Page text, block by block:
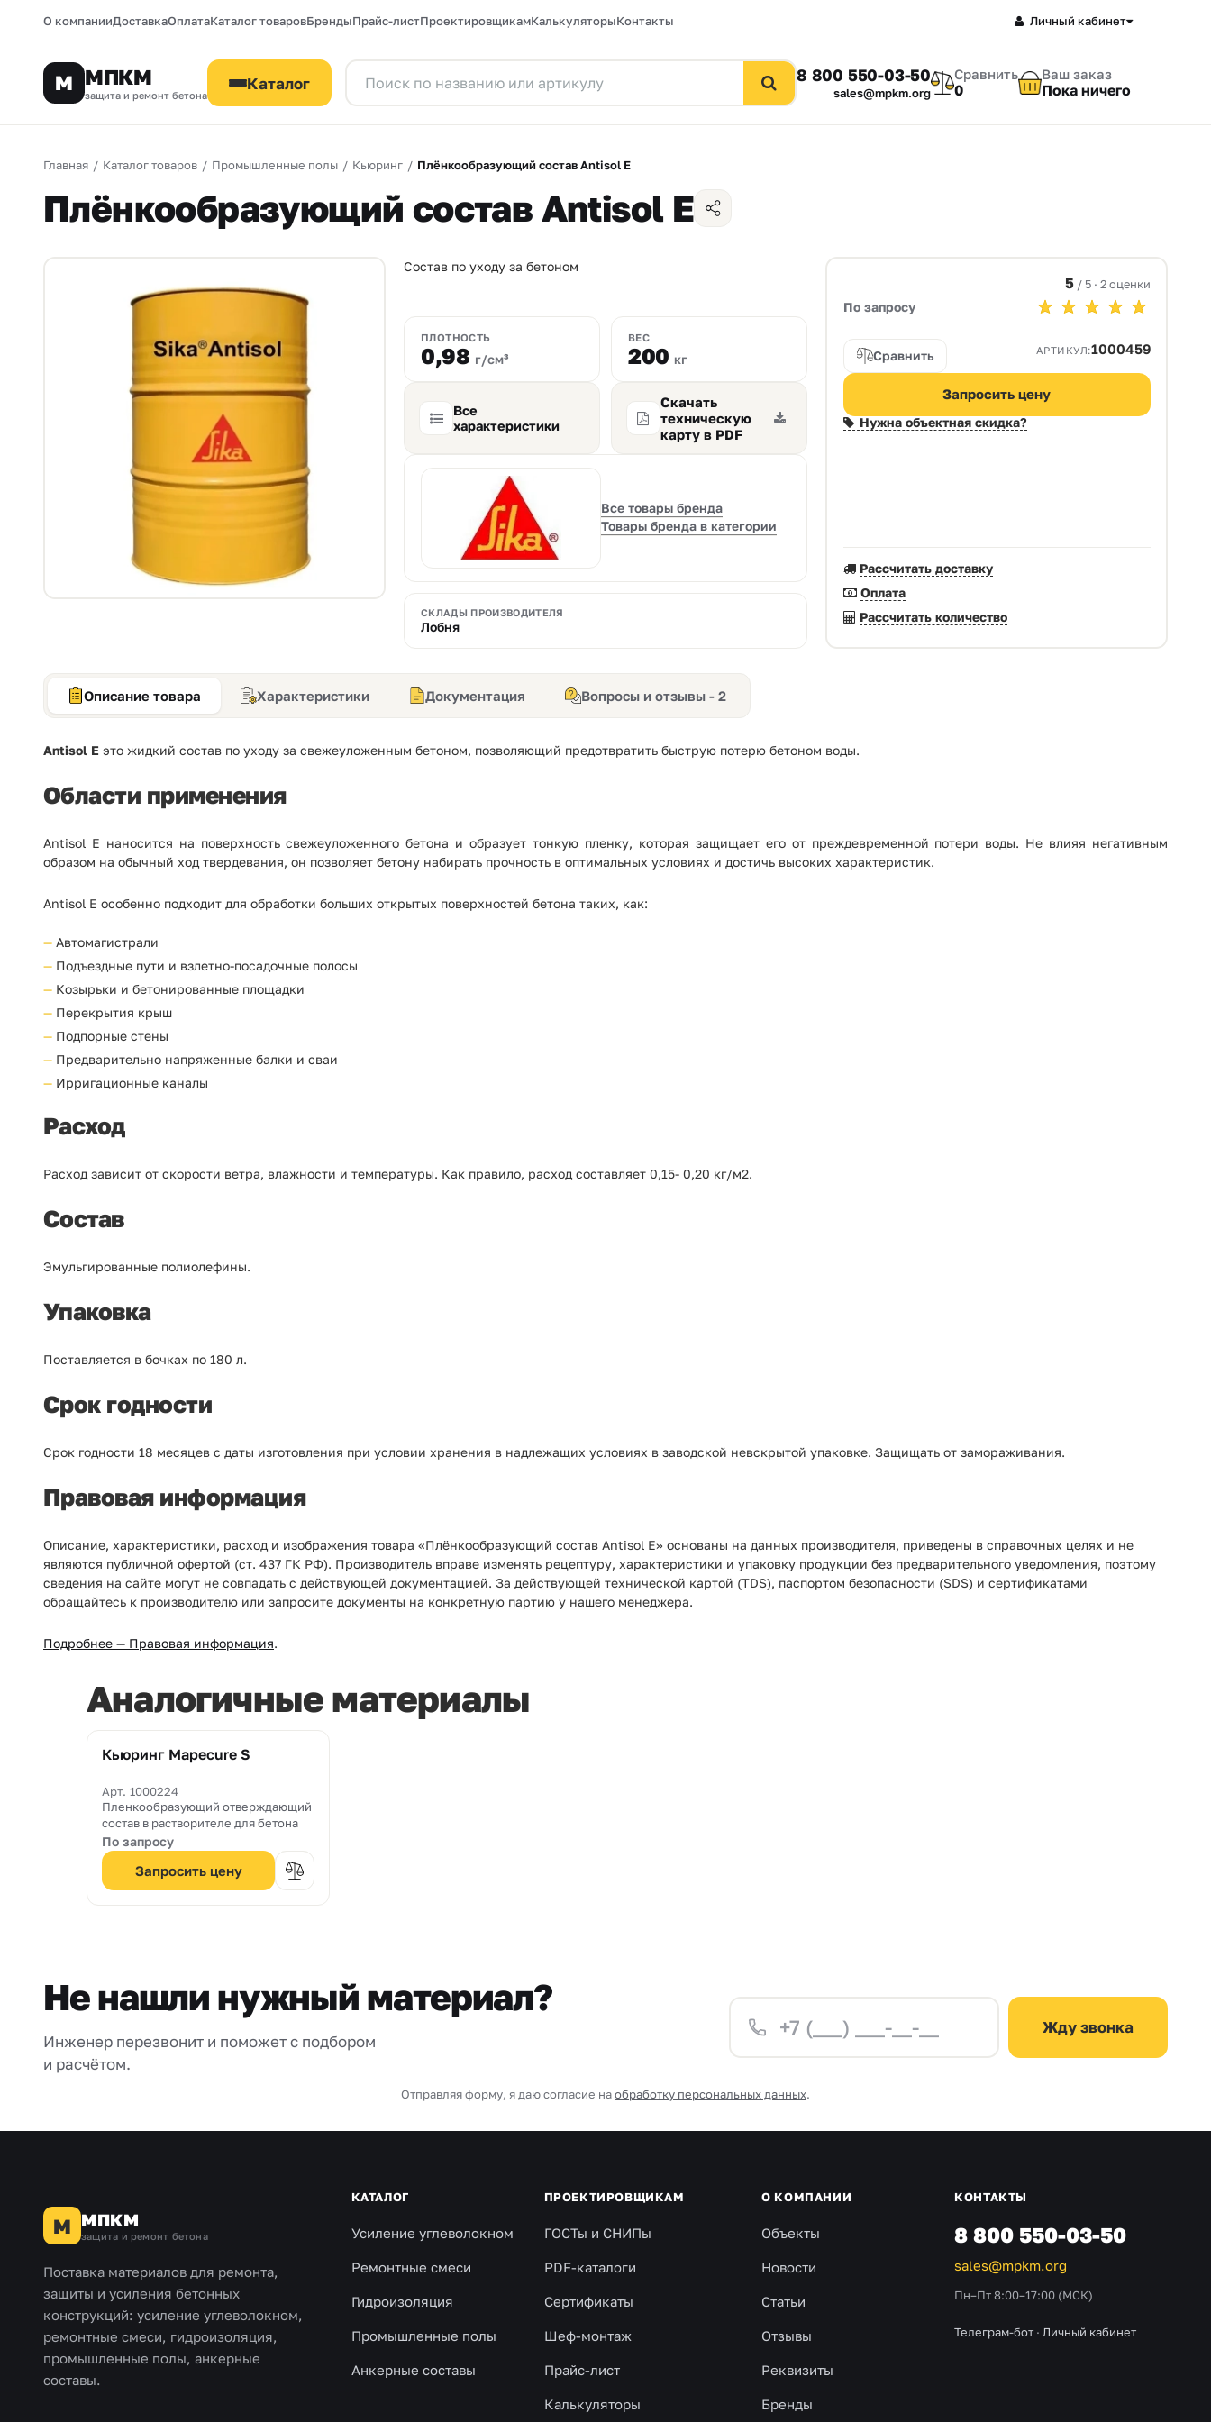
О компанииДоставкаОплатаКаталог товаровБрендыПрайс-листПроектировщикамКалькуляторыКонтакты Личный кабинет
М МПКМ
защита и ремонт бетона
Каталог 8 800 550-03-50
sales@mpkm.org
Сравнить
0
Ваш заказ
Пока ничего
Главная / Каталог товаров / Промышленные полы / Кьюринг / Плёнкообразующий состав Antisol E
Плёнкообразующий состав Antisol E
Состав по уходу за бетоном
ПЛОТНОСТЬ
0,98 г/см³
ВЕС
200 кг
Все
характеристики
Скачать
техническую
карту в PDF
Все товары бренда
Товары бренда в категории
СКЛАДЫ ПРОИЗВОДИТЕЛЯ
Лобня
По запросу
5 / 5 · 2 оценки
Сравнить АРТИКУЛ:1000459
Запросить цену
Нужна объектная скидка?
Рассчитать доставку
Оплата
Рассчитать количество
Описание товара Характеристики Документация Вопросы и отзывы - 2
Antisol E это жидкий состав по уходу за свежеуложенным бетоном, позволяющий предотвратить быструю потерю бетоном воды.
Области применения
Antisol E наносится на поверхность свежеуложенного бетона и образует тонкую пленку, которая защищает его от преждевременной потери воды. Не влияя негативным
образом на обычный ход твердевания, он позволяет бетону набирать прочность в оптимальных условиях и достичь высоких характеристик.
Antisol E особенно подходит для обработки больших открытых поверхностей бетона таких, как:
Автомагистрали
Подъездные пути и взлетно-посадочные полосы
Козырьки и бетонированные площадки
Перекрытия крыш
Подпорные стены
Предварительно напряженные балки и сваи
Ирригационные каналы
Расход
Расход зависит от скорости ветра, влажности и температуры. Как правило, расход составляет 0,15- 0,20 кг/м2.
Состав
Эмульгированные полиолефины.
Упаковка
Поставляется в бочках по 180 л.
Срок годности
Срок годности 18 месяцев с даты изготовления при условии хранения в надлежащих условиях в заводской невскрытой упаковке. Защищать от замораживания.
Правовая информация
Описание, характеристики, расход и изображения товара «Плёнкообразующий состав Antisol E» основаны на данных производителя, приведены в справочных целях и не
являются публичной офертой (ст. 437 ГК РФ). Производитель вправе изменять рецептуру, характеристики и упаковку продукции без предварительного уведомления, поэтому
сведения на сайте могут не совпадать с действующей документацией. За действующей технической картой (TDS), паспортом безопасности (SDS) и сертификатами
обращайтесь к производителю или запросите документы на конкретную партию у нашего менеджера.
Подробнее — Правовая информация.
Аналогичные материалы
Кьюринг Mapecure S
Арт. 1000224
Пленкообразующий отверждающий
состав в растворителе для бетона
По запросу
Запросить цену
Не нашли нужный материал?
Инженер перезвонит и поможет с подбором
и расчётом.
Жду звонка
Отправляя форму, я даю согласие наобработку персональных данных.
М МПКМ
защита и ремонт бетона
Поставка материалов для ремонта,
защиты и усиления бетонных
конструкций: усиление углеволокном,
ремонтные смеси, гидроизоляция,
промышленные полы, анкерные
составы.
КАТАЛОГ
Усиление углеволокном
Ремонтные смеси
Гидроизоляция
Промышленные полы
Анкерные составы
ПРОЕКТИРОВЩИКАМ
ГОСТы и СНИПы
PDF-каталоги
Сертификаты
Шеф-монтаж
Прайс-лист
Калькуляторы
О КОМПАНИИ
Объекты
Новости
Статьи
Отзывы
Реквизиты
Бренды
КОНТАКТЫ
8 800 550-03-50
sales@mpkm.org
Пн–Пт 8:00–17:00 (МСК)
Телеграм-бот · Личный кабинет